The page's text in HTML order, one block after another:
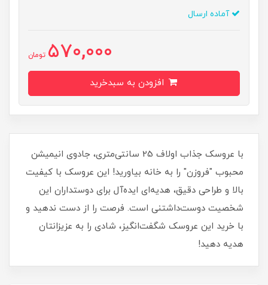
آماده ارسال
570,000 تومان
با عروسک جذاب اولاف 25 سانتی‌متری، جادوی انیمیشن
محبوب "فروزن" را به خانه بیاورید! این عروسک با کیفیت
بالا و طراحی دقیق، هدیه‌ای ایده‌آل برای دوستداران این
شخصیت دوست‌داشتنی است. فرصت را از دست ندهید و
با خرید این عروسک شگفت‌انگیز، شادی را به عزیزانتان
هدیه دهید!